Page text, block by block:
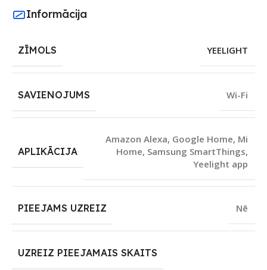
Informācija
ZĪMOLS YEELIGHT
SAVIENOJUMS Wi-Fi
APLIKĀCIJA
Amazon Alexa, Google Home, Mi
Home, Samsung SmartThings,
Yeelight app
PIEEJAMS UZREIZ Nē
UZREIZ PIEEJAMAIS SKAITS